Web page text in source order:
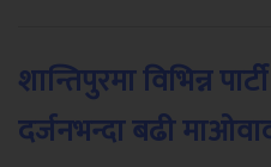
शान्तिपुरमा विभिन्न
दर्जनभन्दा बढी